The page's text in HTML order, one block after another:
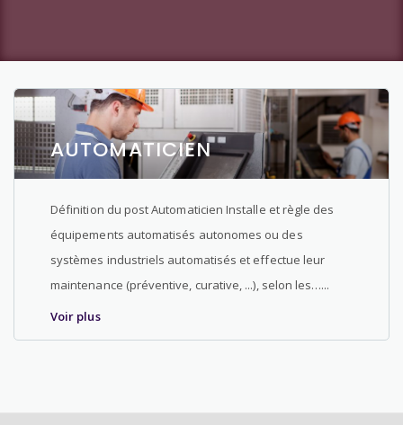
AUTOMATICIEN
Définition du post Automaticien Installe et règle des
équipements automatisés autonomes ou des
systèmes industriels automatisés et effectue leur
maintenance (préventive, curative, ...), selon les…...
Voir plus